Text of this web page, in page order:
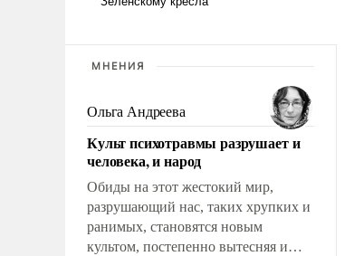
МНЕНИЯ
Ольга Андреева
Культ психотравмы разрушает и
человека, и народ
Обиды на этот жестокий мир,
разрушающий нас, таких хрупких и
ранимых, становятся новым
культом, постепенно вытесняя и